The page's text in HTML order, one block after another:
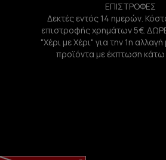
ΕΠΙΣΤΡΟΦΕΣ
Δεκτές εντός 14 ημερών.
επιστροφής χρημάτων 5€.
"Χέρι με Χέρι" για την 1η
προϊόντα με έκπτωση